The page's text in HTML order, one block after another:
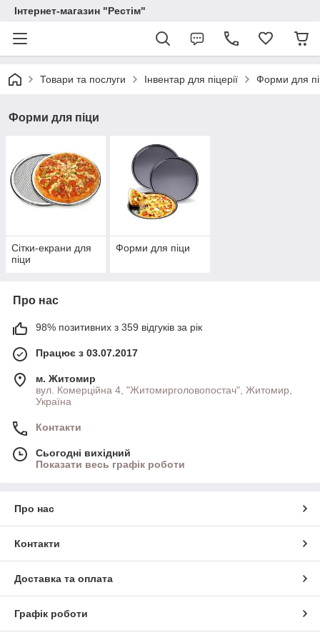
Інтернет-магазин "Рестім"
Товари та послуги Інвентар для піцерії Форми для
Форми для піци
Сітки-екрани для
піци
Форми для піци
Про нас
98% позитивних з 359 відгуків за рік
Працює з 03.07.2017
м. Житомир
вул. Комерційна 4, "Житомирголовопостач", Житомир,
Україна
Контакти
Сьогодні вихідний
Показати весь графік роботи
Про нас
Контакти
Доставка та оплата
Графік роботи